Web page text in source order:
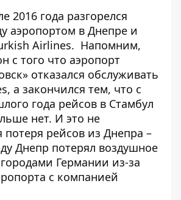
2016 года разгорелся
аэропортом в Днепре и
Airlines. Напомним,
с того что аэропорт
отказался обслуживать
а закончился тем, что с
года рейсов в Стамбул
нет. И это не
потеря рейсов из Днепра –
Днепр потерял воздушное
Германии из-за
с компанией